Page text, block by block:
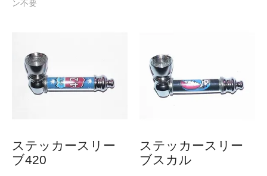
ン不要
ステッカースリー
ブ420
ステッカースリー
ブスカル